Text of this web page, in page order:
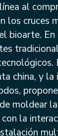
al
los cruces
bioarte.
china, y
moldear
la